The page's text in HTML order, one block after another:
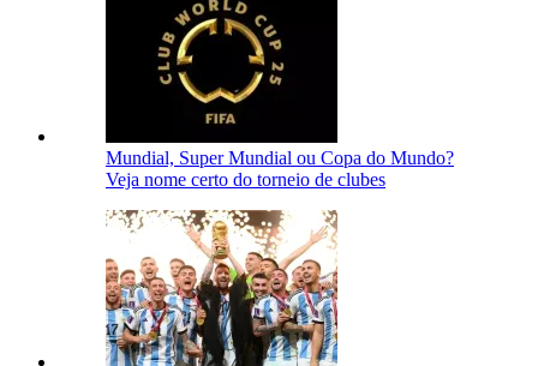
Mundial, Super Mundial ou Copa do Mundo?
Veja nome certo do torneio de clubes